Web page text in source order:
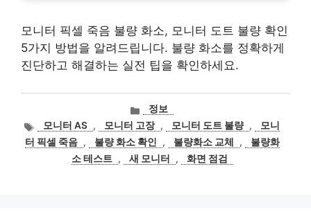
모니터 픽셀 죽음 불량 화소, 모니터 도트 불량 확인
5가지 방법을 알려드립니다. 불량 화소를 정확하게
진단하고 해결하는 실전 팁을 확인하세요.
카
테
고
리
정보
태
그
모니터 AS , 모니터 고장 , 모니터 도트 불량 ,
모니
터 픽셀 죽음 , 불량 화소 확인 , 불량화소 교체 ,
불량화
소 테스트 , 새 모니터 , 화면 점검